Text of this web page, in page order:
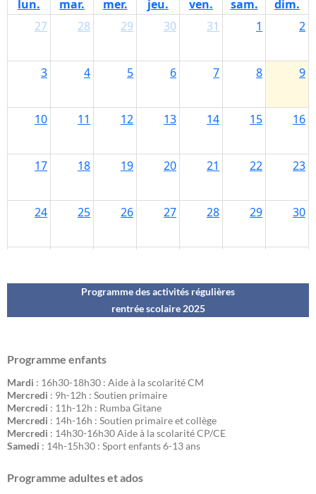
Programme des activités régulières
rentrée scolaire 2025
Programme enfants
Mardi : 16h30-18h30 : Aide à la scolarité CM
Mercredi : 9h-12h : Soutien primaire
Mercredi : 11h-12h : Rumba Gitane
Mercredi : 14h-16h : Soutien primaire et collège
Mercredi : 14h30-16h30 Aide à la scolarité CP/CE
Samedi : 14h-15h30 : Sport enfants 6-13 ans
Programme adultes et ados